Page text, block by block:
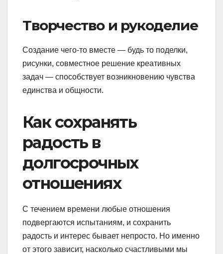
Творчество и рукоделие
Создание чего-то вместе — будь то поделки,
рисунки, совместное решение креативных
задач — способствует возникновению чувства
единства и общности.
Как сохранять
радость в
долгосрочных
отношениях
С течением времени любые отношения
подвергаются испытаниям, и сохранить
радость и интерес бывает непросто. Но именно
от этого зависит, насколько счастливыми мы